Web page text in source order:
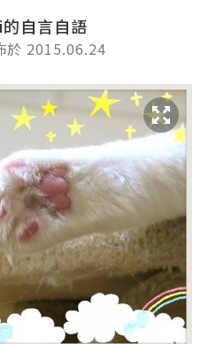
自言自語
於 2015.06.24